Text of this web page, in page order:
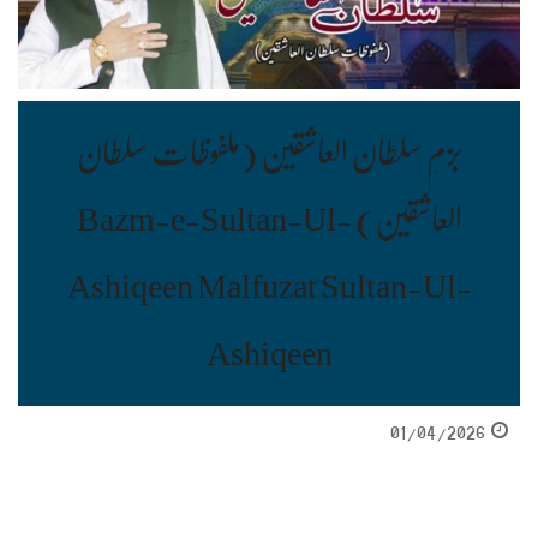
بزمِ سلطان العاشقین (ملفوظات سلطان
العاشقین) Bazm-e-Sultan-Ul-
Ashiqeen Malfuzat Sultan-Ul-
Ashiqeen
01/04/2026